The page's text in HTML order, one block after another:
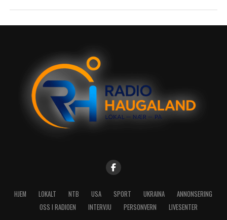
HJEM LOKALT NTB USA SPORT UKRAINA
ANNONSERING
OSS I RADIOEN
INTERVJU PERSONVERN LIVESENTER